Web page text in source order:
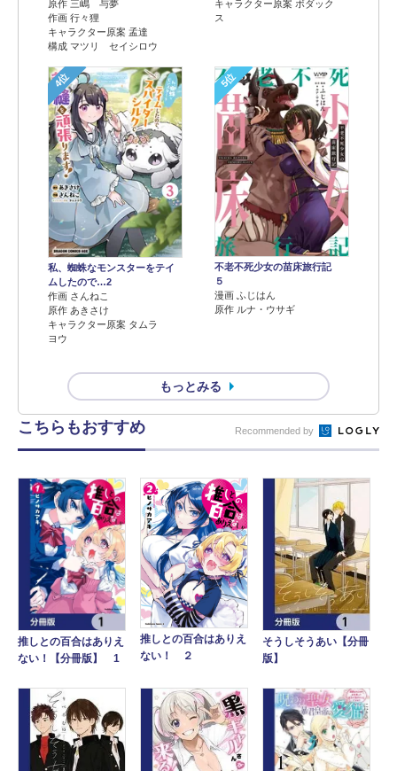
原作 三嶋 与夢
作画 行々狸
キャラクター原案 孟達
構成 マツリ セイシロウ
キャラクター原案 ボダック
ス
4位
私、蜘蛛なモンスターをテイ
ムしたので…2
作画 さんねこ
原作 あきさけ
キャラクター原案 タムラ
ヨウ
5位
不老不死少女の苗床旅行記
５
漫画 ふじはん
原作 ルナ・ウサギ
もっとみる
こちらもおすすめ Recommended by
推しとの百合はありえ
ない！【分冊版】 1
推しとの百合はありえ
ない！ ２
そうしそうあい【分冊
版】